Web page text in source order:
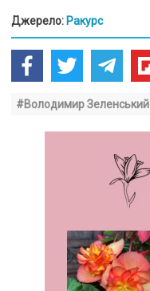
Джерело: Ракурс
#Володимир Зеленський